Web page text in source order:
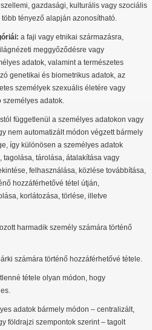
gazdasági, kulturális vagy szociális
tényező alapján azonosítható.
a faji vagy etnikai származásra,
meggyőződésre vagy
adatok, valamint a természetes
genetikai és biometrikus adatok, az
személyek szexuális életére vagy
személyes adatok.
függetlenül a személyes adatokon vagy
nem automatizált módon végzett bármely
így különösen a személyes adatok
tárolása, átalakítása vagy
felhasználása, közlése továbbítása,
hozzáférhetővé tétel útján,
korlátozása, törlése, illetve
harmadik személy számára történő
számára történő hozzáférhetővé tétele.
tétele olyan módon, hogy
adatok bármely módon – centralizált,
földrajzi szempontok szerint – tagolt